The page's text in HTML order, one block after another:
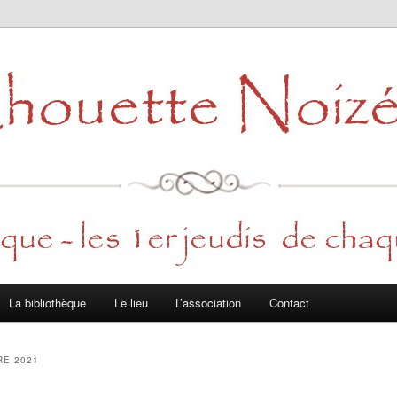
La bibliothèque Le lieu L’association Contact
2021